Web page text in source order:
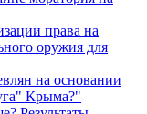
права на
оружия для
на основании
Крыма?"